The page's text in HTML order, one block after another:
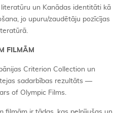
un Kanādas identitāti kā
jo upuru/zaudētāju pozīcījas
FILMĀM
Criterion Collection un
sadarbības rezultāts —
of Olympic Films.